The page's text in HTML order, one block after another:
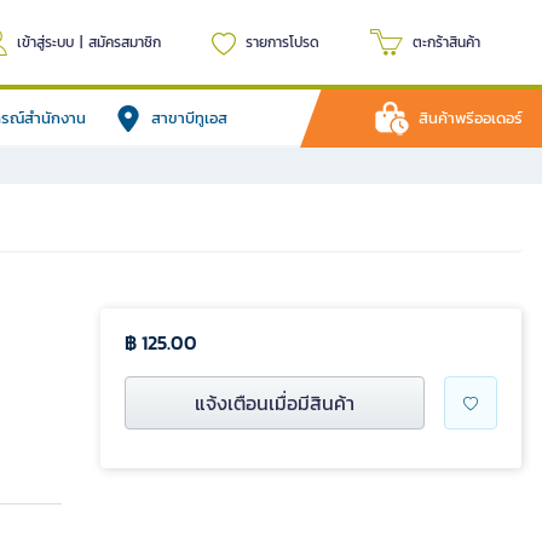
เข้าสู่ระบบ | สมัครสมาชิก รายการโปรด ตะกร้าสินค้า
รณ์สำนักงาน สาขาบีทูเอส สินค้าพรีออเดอร์
฿ 125.00
แจ้งเตือนเมื่อมีสินค้า